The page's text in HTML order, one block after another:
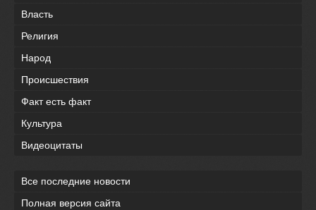
Власть
Религия
Народ
Происшествия
Факт есть факт
Культура
Видеоцитаты
Все последние новости
Полная версия сайта